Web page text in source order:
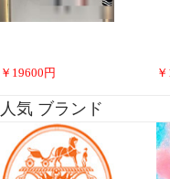
￥ 19600 円 ￥
人気 ブランド